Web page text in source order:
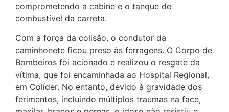
comprometendo a cabine e o tanque de
combustível da carreta.
Com a força da colisão, o condutor da
caminhonete ficou preso às ferragens. O Corpo de
Bombeiros foi acionado e realizou o resgate da
vítima, que foi encaminhada ao Hospital Regional,
em Colíder. No entanto, devido à gravidade dos
ferimentos, incluindo múltiplos traumas na face,